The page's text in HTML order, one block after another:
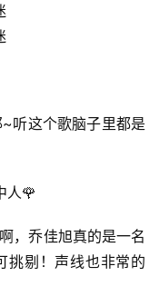
听这个歌脑子里都是
人🌹
，乔佳旭真的是一名
挑剔！声线也非常的